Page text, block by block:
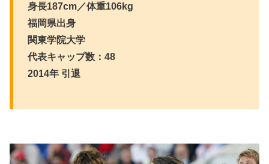
身長187cm／体重106kg
福岡県出身
関東学院大学
代表キャップ数：48
2014年 引退